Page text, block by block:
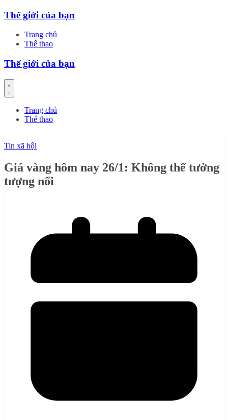
Skip
content
Thế giới của bạn
Trang chủ
Thể thao
Thế giới của bạn
Trang chủ
Thể thao
Tin xã hội
Giá vàng hôm nay 26/1: Không thể tưởng
tượng nổi